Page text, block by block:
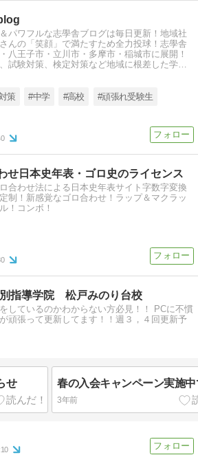
パワフルな志學舎ブログは毎日更新！地域社
んの「笑顔」で満たすため全力投球！志學舎
八王子市・立川市・多摩市・稲城市に展開！
試験対策、検定対策など地域に根差した学習
策 #中学 #高校 #頑張れ受験生
せ日本史年表・ゴロ史のライセンス
合わせ法による日本史年表サイト字数字変換
制！新感覚なゴロ合わせ！ラップ＆マクラッ
！コンボ！
別指導学院 松戸みのり台校
しているのかわからない方必見！！ PCに不慣
頑張って更新してます！！週３，４回更新予
せ 春の入会キャンペーン実施
3年前
10